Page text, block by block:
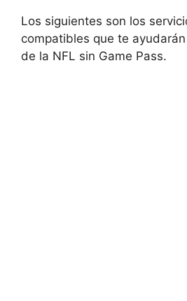
Los siguientes son los
compatibles que te
de la NFL sin Game Pass.